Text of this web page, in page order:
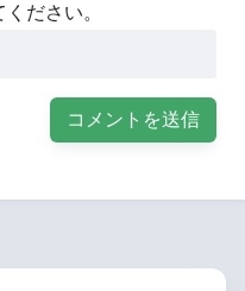
ださい。